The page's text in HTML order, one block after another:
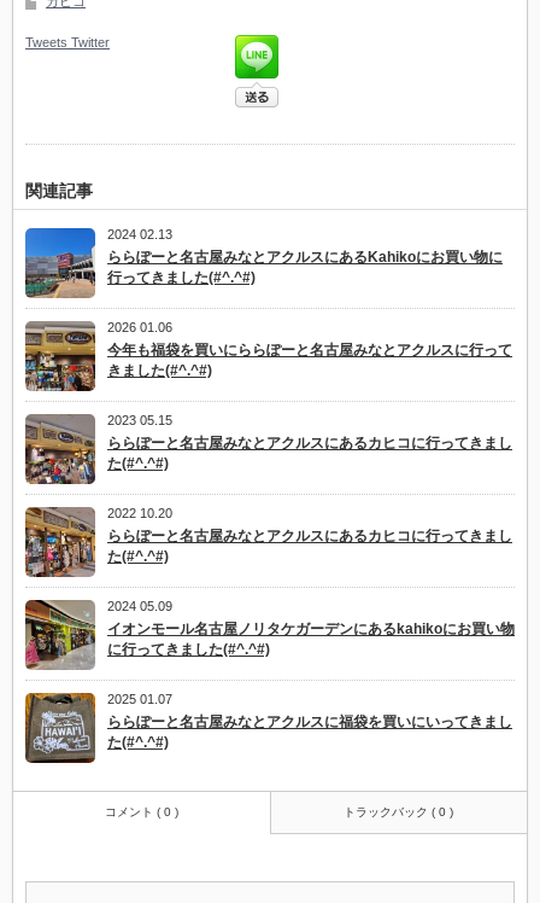
Tweets Twitter
関連記事
2024 02.13
ららぽーと名古屋みなとアクルスにあるKahikoにお買い物に
行ってきました(#^.^#)
2026 01.06
今年も福袋を買いにららぽーと名古屋みなとアクルスに行って
きました(#^.^#)
2023 05.15
ららぽーと名古屋みなとアクルスにあるカヒコに行ってきまし
た(#^.^#)
2022 10.20
ららぽーと名古屋みなとアクルスにあるカヒコに行ってきまし
た(#^.^#)
2024 05.09
イオンモール名古屋ノリタケガーデンにあるkahikoにお買い物
に行ってきました(#^.^#)
2025 01.07
ららぽーと名古屋みなとアクルスに福袋を買いにいってきまし
た(#^.^#)
コメント ( 0 ) トラックバック ( 0 )